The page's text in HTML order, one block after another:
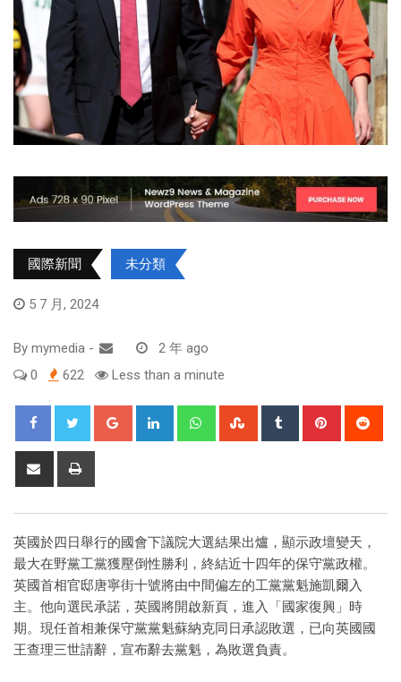
國際新聞 未分類
5 7 月, 2024
By mymedia -
2 年 ago
0
622 Less than a minute
英國於四日舉行的國會下議院大選結果出爐，顯示政壇變天，
最大在野黨工黨獲壓倒性勝利，終結近十四年的保守黨政權。
英國首相官邸唐寧街十號將由中間偏左的工黨黨魁施凱爾入
主。他向選民承諾，英國將開啟新頁，進入「國家復興」時
期。現任首相兼保守黨黨魁蘇納克同日承認敗選，已向英國國
王查理三世請辭，宣布辭去黨魁，為敗選負責。